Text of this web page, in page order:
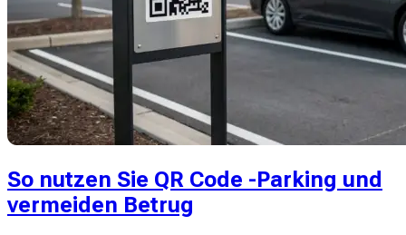
So nutzen Sie QR Code -Parking und
vermeiden Betrug